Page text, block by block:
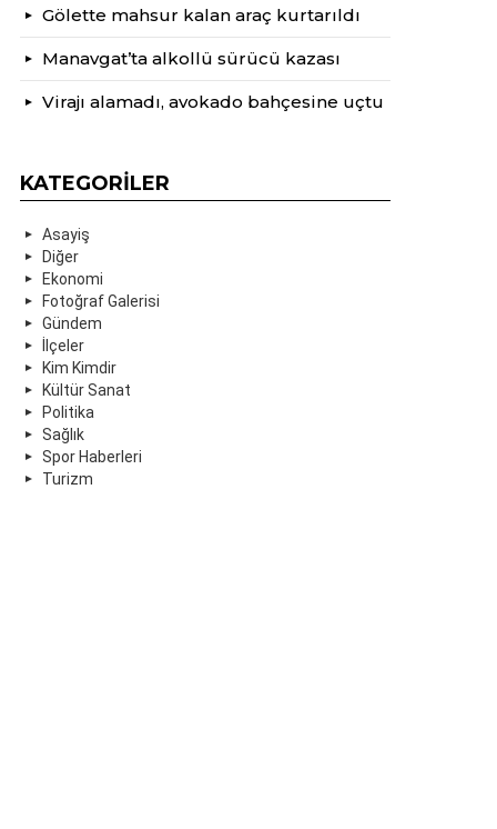
Gölette mahsur kalan araç kurtarıldı
Manavgat’ta alkollü sürücü kazası
Virajı alamadı, avokado bahçesine uçtu
KATEGORILER
Asayiş
Diğer
Ekonomi
Fotoğraf Galerisi
Gündem
İlçeler
Kim Kimdir
Kültür Sanat
Politika
Sağlık
Spor Haberleri
Turizm